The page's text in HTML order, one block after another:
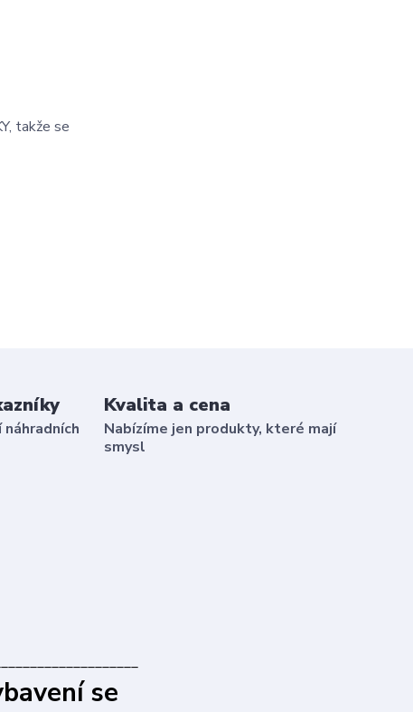
takže se
Kvalita a cena
Nabízíme jen produkty, které mají
smysl
se